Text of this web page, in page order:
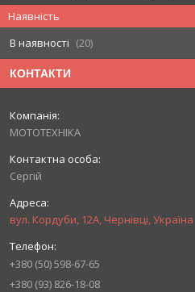
Наявність
В наявності
20
КОНТАКТИ
МОТОТЕХНІКА
Сергій
вул. Кордуби, 12А, Чернівці, Україна
+380 (50) 598-67-65
+380 (93) 826-18-08